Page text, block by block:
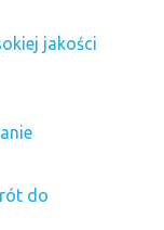
jakości
do